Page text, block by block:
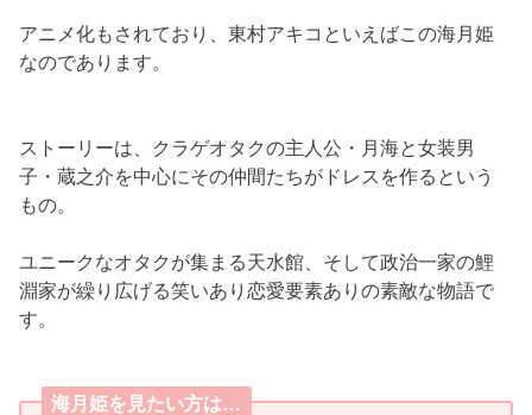
アニメ化もされており、東村アキコといえばこの海月姫
なのであります。
ストーリーは、クラゲオタクの主人公・月海と女装男
子・蔵之介を中心にその仲間たちがドレスを作るという
もの。
ユニークなオタクが集まる天水館、そして政治一家の鯉
淵家が繰り広げる笑いあり恋愛要素ありの素敵な物語で
す。
海月姫を見たい方は…